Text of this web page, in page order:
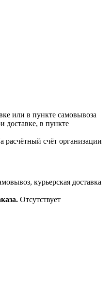
или в пункте самовывоза
доставке, в пункте
расчётный счёт организации
курьерская доставка
Отсутствует